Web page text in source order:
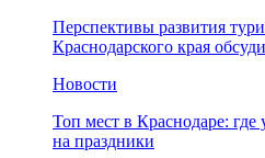
Перспективы развития
Краснодарского края
Новости
Топ мест в Краснодаре:
на праздники